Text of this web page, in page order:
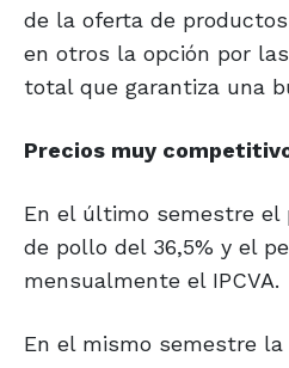
de la oferta de
en otros la opción por
total que garantiza una
Precios muy
En el último semestre el
de pollo del 36,5% y el
mensualmente el IPCVA.
En el mismo semestre